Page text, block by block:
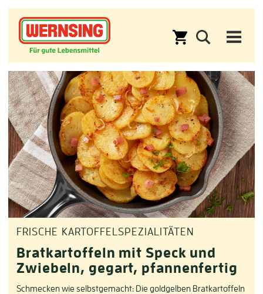
FRISCHE KARTOFFELSPEZIALITÄTEN
Bratkartoffeln mit Speck und
Zwiebeln, gegart, pfannenfertig
Schmecken wie selbstgemacht: Die goldgelben Bratkartoffeln